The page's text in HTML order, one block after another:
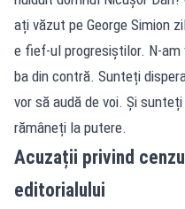
ați văzut pe George Simion
e fief-ul progresiștilor. N-am
ba din contră. Sunteți
vor să audă de voi. Și
rămâneți la putere.
Acuzații privind
editorialului